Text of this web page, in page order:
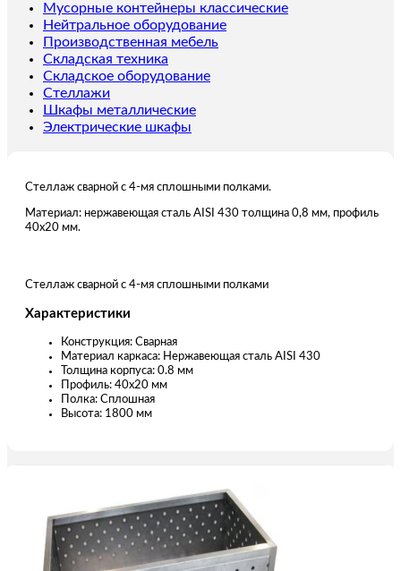
сплошными
полками
длина
500
мм
Мусорные контейнеры классические
Нейтральное оборудование
Производственная мебель
Складская техника
Складское оборудование
Стеллажи
Шкафы металлические
Электрические шкафы
Стеллаж сварной с 4-мя сплошными полками.
Материал: нержавеющая сталь AISI 430 толщина 0,8 мм, профиль
40х20 мм.
Стеллаж сварной с 4-мя сплошными полками
Характеристики
Конструкция: Сварная
Материал каркаса: Нержавеющая сталь AISI 430
Толщина корпуса: 0.8 мм
Профиль: 40х20 мм
Полка: Сплошная
Высота: 1800 мм